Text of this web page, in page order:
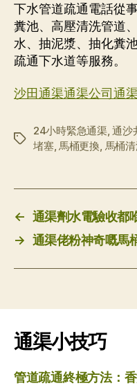
下水管道疏通電話從
糞池、高壓清洗管道
水、抽泥漿、抽化糞
疏通下水道等服務。
沙田通渠通渠公司通
标
24小時緊急通渠,通沙
堵塞, 馬桶更換, 馬桶
← 通渠劑水電驗收都
→ 通渠佬粉神奇嘅馬
通渠小技巧
管道疏通終極方法：